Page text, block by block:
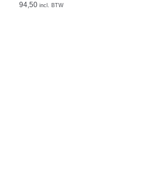
94,50incl. BTW